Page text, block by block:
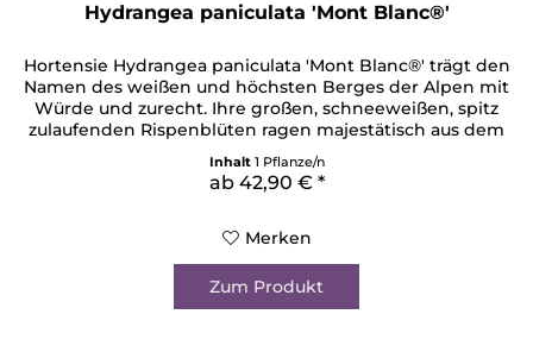
Hydrangea paniculata 'Mont Blanc®'
Hortensie Hydrangea paniculata 'Mont Blanc®' trägt den
Namen des weißen und höchsten Berges der Alpen mit
Würde und zurecht. Ihre großen, schneeweißen, spitz
zulaufenden Rispenblüten ragen majestätisch aus dem
grünen Laubgewand auf. Dabei ziert sie eine frischgrüne
Spitze. Sie punktet mit reicher Blüte und stabilen Trieben.
Bei kompaktem Wuchs kann sie eine Höhe von bis zu...
Inhalt 1 Pflanze/n
ab 42,90 € *
Merken
Zum Produkt